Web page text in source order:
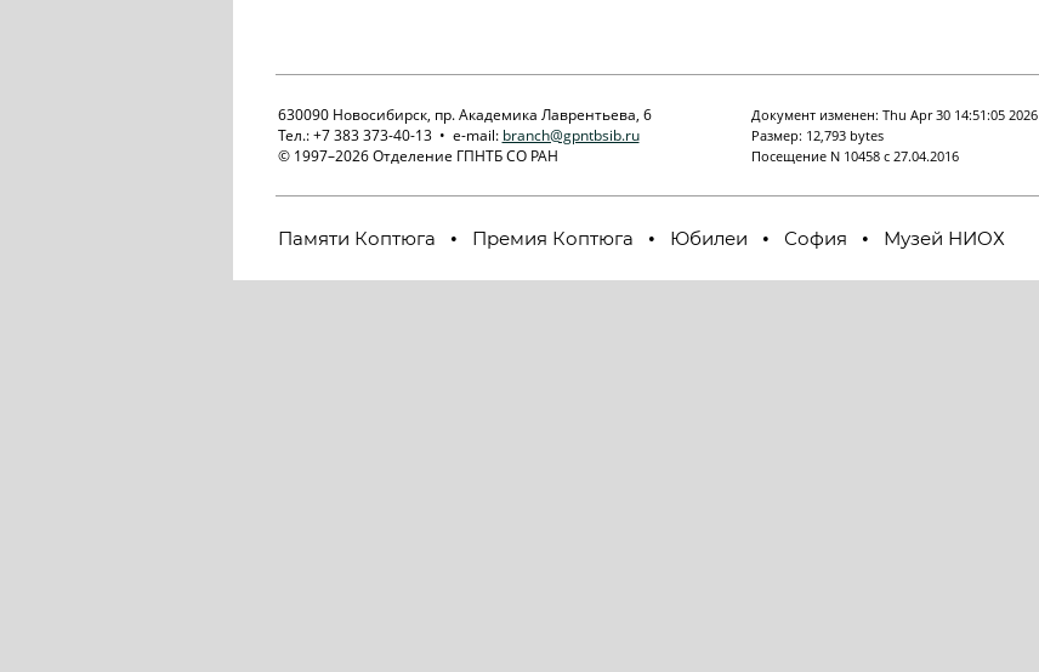
630090 Новосибирск, пр. Академика Лаврентьева, 6
Тел.: +7 383 373-40-13 • e-mail: branch@gpntbsib.ru
© 1997–2026 Отделение ГПНТБ СО РАН
Документ изменен: Thu Apr 30 14:51:05 2026
Размер: 12,793 bytes
Посещение N 10458 с 27.04.2016
Памяти Коптюга • Премия Коптюга • Юбилеи • София • Музей НИОХ